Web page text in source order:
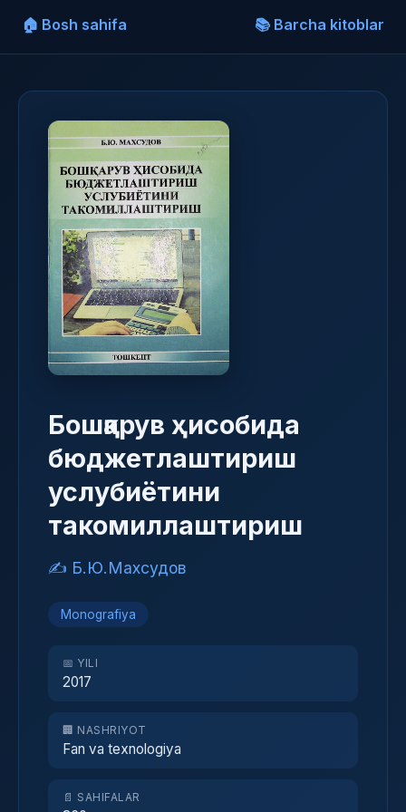
🏠 Bosh sahifa 📚 Barcha kitoblar
Бошқарув ҳисобида
бюджетлаштириш
услубиётини
такомиллаштириш
✍️ Б.Ю.Махсудов
Monografiya
📅 YILI
2017
🏢 NASHRIYOT
Fan va texnologiya
📄 SAHIFALAR